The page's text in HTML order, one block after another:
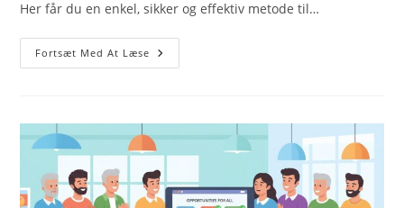
Her får du en enkel, sikker og effektiv metode til…
Fortsæt Med At Læse Find
Personen